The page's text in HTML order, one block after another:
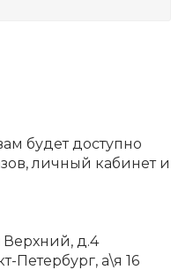
будет доступно
личный кабинет и
Верхний, д.4
Петербург, а\я 16